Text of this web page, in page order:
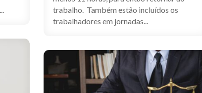
trabalho. Também estão incluídos os
trabalhadores em jornadas...